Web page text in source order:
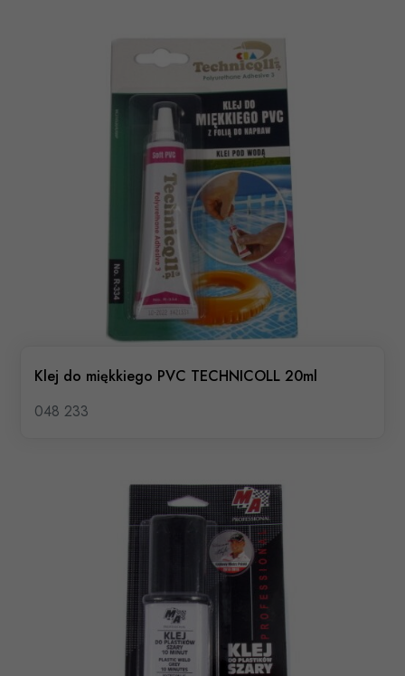
Klej do miękkiego PVC TECHNICOLL 20ml
048 233